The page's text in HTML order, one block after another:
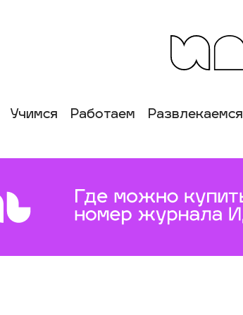
Учимся Работаем Развлекаемся